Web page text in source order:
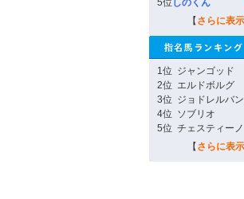
5位 しのくん
【 さらに表示
1位 ジャンゴッド
2位 エルドボルグ
3位 ジョドレルバ
4位 ソブリオ
5位 チェスティーノ
【 さらに表示